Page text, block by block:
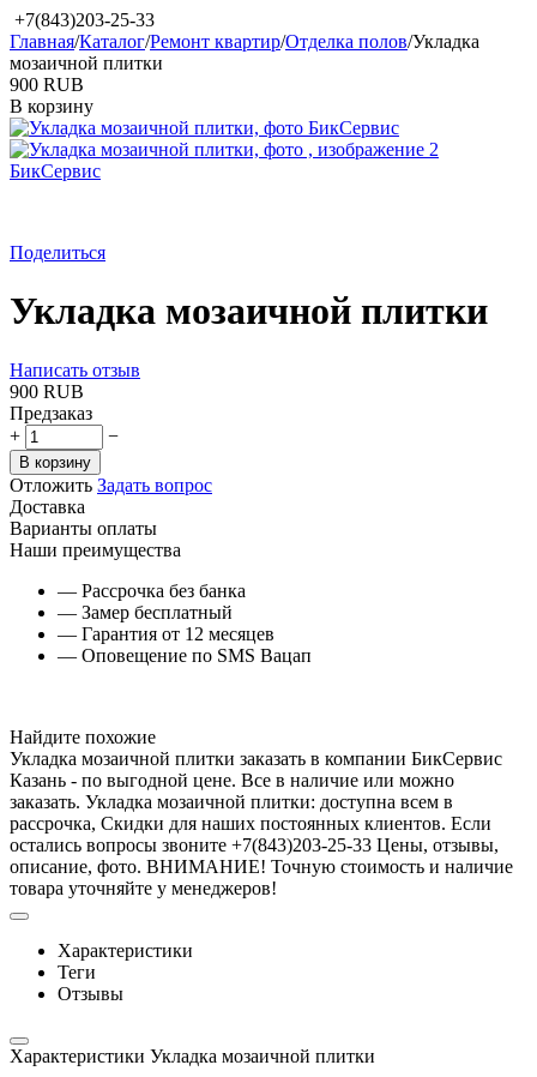
+7(843)203-25-33
Главная/Каталог/Ремонт квартир/Отделка полов/Укладка
мозаичной плитки
‍900‍ RUB
В корзину
Поделиться
Укладка мозаичной плитки
Написать отзыв
‍900‍ RUB
Предзаказ
+
−
В корзину
Отложить Задать вопрос
Доставка
Варианты оплаты
Наши преимущества
— Рассрочка без банка
— Замер бесплатный
— Гарантия от 12 месяцев
— Оповещение по SMS Вацап
Найдите похожие
Укладка мозаичной плитки заказать в компании БикСервис
Казань - по выгодной цене. Все в наличие или можно
заказать. Укладка мозаичной плитки: доступна всем в
рассрочка, Скидки для наших постоянных клиентов. Если
остались вопросы звоните +7(843)203-25-33 Цены, отзывы,
описание, фото. ВНИМАНИЕ! Точную стоимость и наличие
товара уточняйте у менеджеров!
Характеристики
Теги
Отзывы
Характеристики Укладка мозаичной плитки